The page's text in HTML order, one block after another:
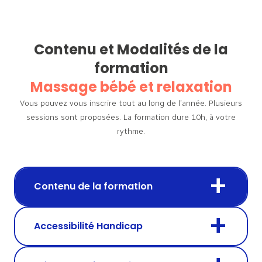
Contenu et Modalités de la
formation
Massage bébé et relaxation
Vous pouvez vous inscrire tout au long de l’année. Plusieurs
sessions sont proposées. La formation dure 10h, à votre
rythme.
Contenu de la formation
Accessibilité Handicap